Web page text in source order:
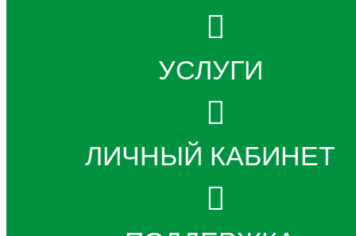
УСЛУГИ
ЛИЧНЫЙ КАБИНЕТ